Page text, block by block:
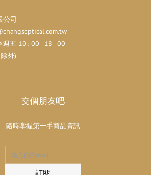
公司
五 10 : 00 - 18 : 00
外)
交個朋友吧
隨時掌握第一手商品資訊